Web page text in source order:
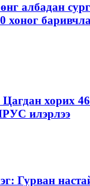
албадан
хоног
хорих
илэрлээ
Гурван